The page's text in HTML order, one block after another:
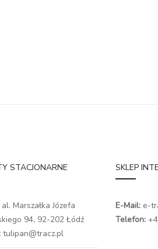
STACJONARNE
al. Marszałka Józefa
94, 92-202 Łódź
tulipan@tracz.pl
SKLEP
E-Mail: e-
Telefon: